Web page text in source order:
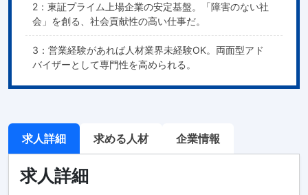
2：東証プライム上場企業の安定基盤。「障害のない社
会」を創る、社会貢献性の高い仕事だ。
3：営業経験があれば人材業界未経験OK。両面型アド
バイザーとして専門性を高められる。
求人詳細 求める人材 企業情報
求人詳細